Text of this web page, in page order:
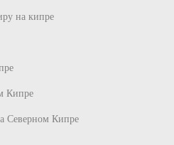
на кипре
Кипре
Северном Кипре